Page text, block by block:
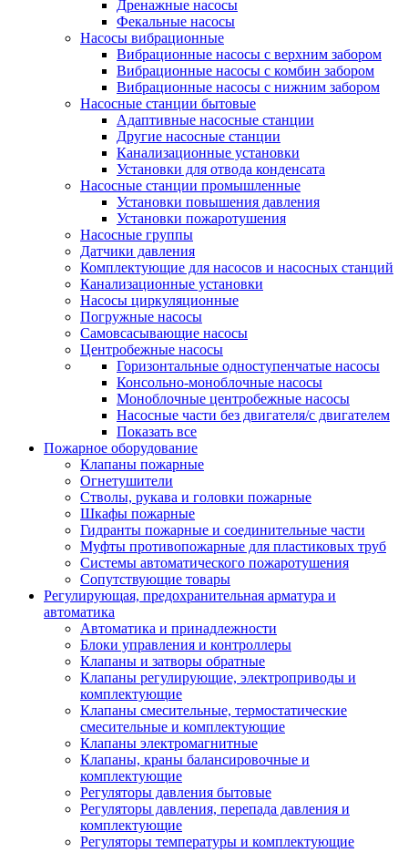
Дренажные насосы
Фекальные насосы
Насосы вибрационные
Вибрационные насосы с верхним забором
Вибрационные насосы с комбин забором
Вибрационные насосы с нижним забором
Насосные станции бытовые
Адаптивные насосные станции
Другие насосные станции
Канализационные установки
Установки для отвода конденсата
Насосные станции промышленные
Установки повышения давления
Установки пожаротушения
Насосные группы
Датчики давления
Комплектующие для насосов и насосных станций
Канализационные установки
Насосы циркуляционные
Погружные насосы
Самовсасывающие насосы
Центробежные насосы
Горизонтальные одноступенчатые насосы
Консольно-моноблочные насосы
Моноблочные центробежные насосы
Насосные части без двигателя/с двигателем
Показать все
Пожарное оборудование
Клапаны пожарные
Огнетушители
Стволы, рукава и головки пожарные
Шкафы пожарные
Гидранты пожарные и соединительные части
Муфты противопожарные для пластиковых труб
Системы автоматического пожаротушения
Сопутствующие товары
Регулирующая, предохранительная арматура и
автоматика
Автоматика и принадлежности
Блоки управления и контроллеры
Клапаны и затворы обратные
Клапаны регулирующие, электроприводы и
комплектующие
Клапаны смесительные, термостатические
смесительные и комплектующие
Клапаны электромагнитные
Клапаны, краны балансировочные и
комплектующие
Регуляторы давления бытовые
Регуляторы давления, перепада давления и
комплектующие
Регуляторы температуры и комплектующие